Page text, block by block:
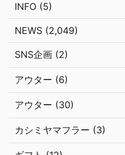
INFO (5)
NEWS (2,049)
SNS企画 (2)
アウター (6)
アウター (30)
カシミヤマフラー (3)